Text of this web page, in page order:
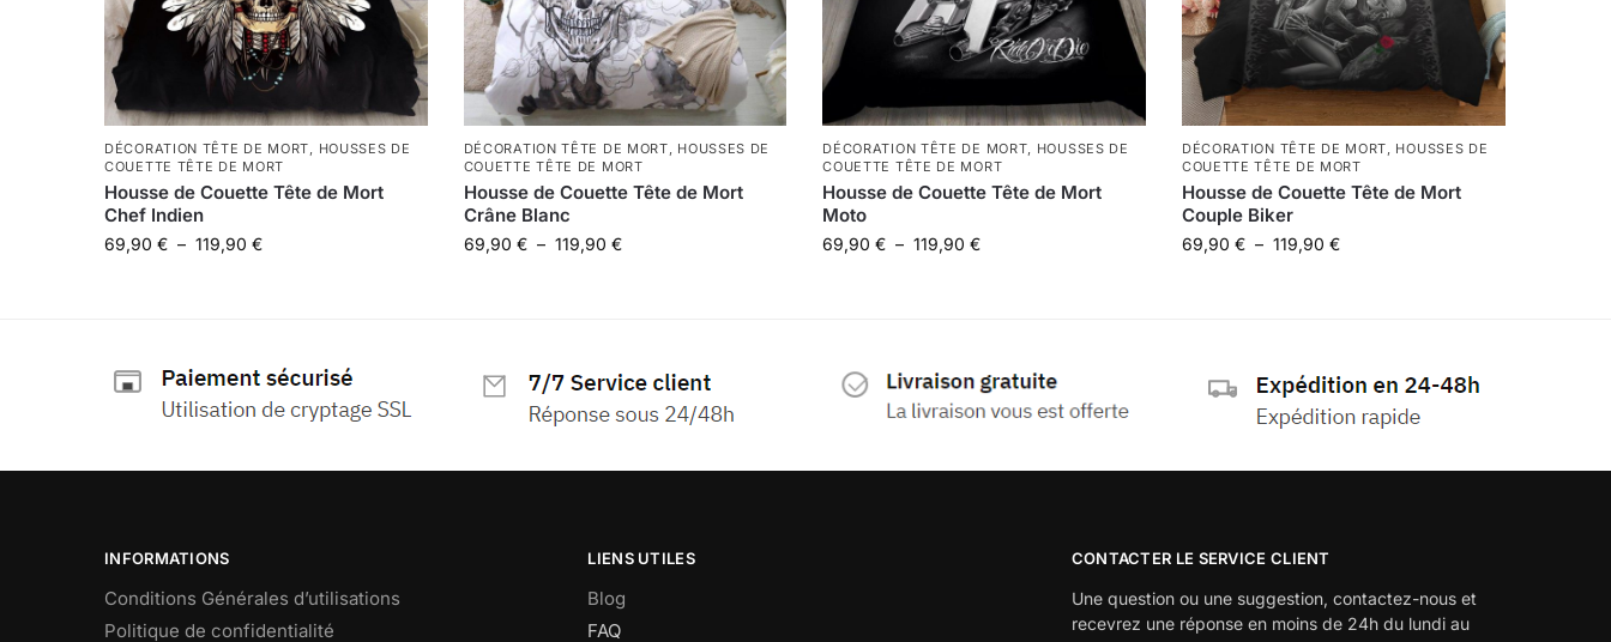
DÉCORATION TÊTE DE MORT, HOUSSES DE
COUETTE TÊTE DE MORT
Housse de Couette Tête de Mort
Chef Indien
69,90€ – 119,90€
DÉCORATION TÊTE DE MORT, HOUSSES DE
COUETTE TÊTE DE MORT
Housse de Couette Tête de Mort
Crâne Blanc
69,90 € – 119,90 €
DÉCORATION TÊTE DE MORT, HOUSSES DE
COUETTE TÊTE DE MORT
Housse de Couette Tête de Mort
Moto
69,90€ – 119,90€
DÉCORATION TÊTE DE MORT, HOUSSES DE
COUETTE TÊTE DE MORT
Housse de Couette Tête de Mort
Couple Biker
69,90 € – 119,90 €
INFORMATIONS
Conditions Générales d’utilisations
Politique de confidentialité
LIENS UTILES
Blog
FAQ
CONTACTER LE SERVICE CLIENT
Une question ou une suggestion, contactez-nous et
recevrez une réponse en moins de 24h du lundi au